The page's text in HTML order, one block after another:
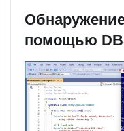
помощью